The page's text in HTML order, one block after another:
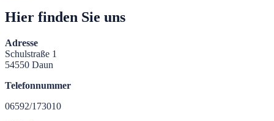
Hier finden Sie uns
Adresse
Schulstraße 1
54550 Daun
Telefonnummer
06592/173010